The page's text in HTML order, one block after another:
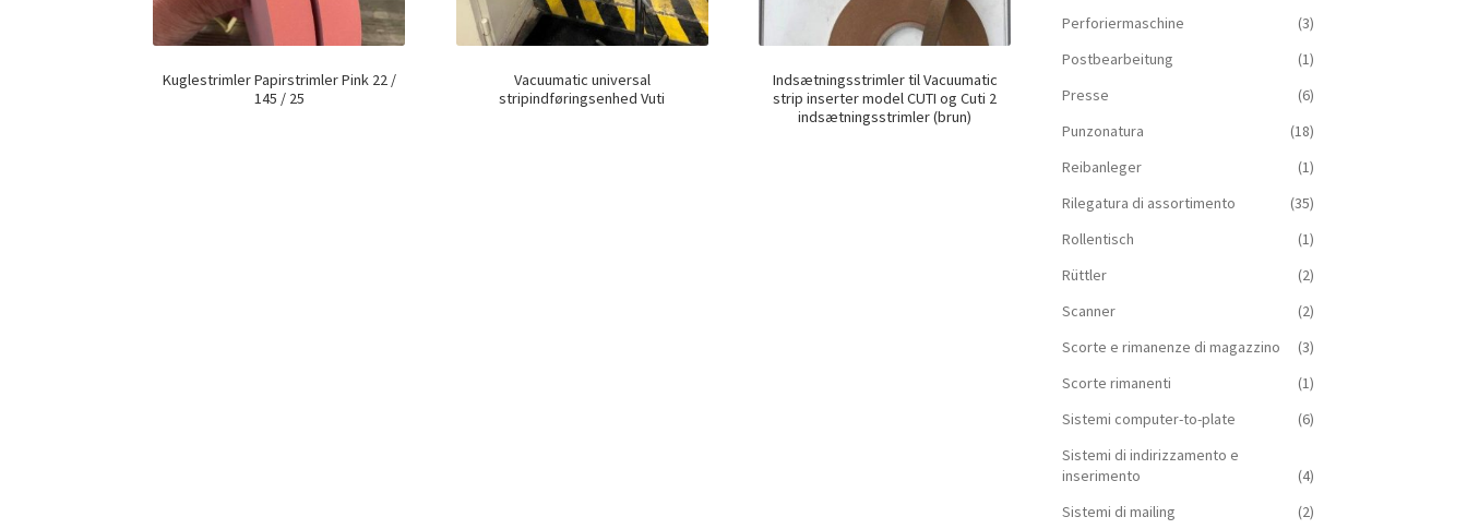
Kuglestrimler Papirstrimler Pink 22 /
145 / 25
Vacuumatic universal
stripindføringsenhed Vuti
Indsætningsstrimler til Vacuumatic
strip inserter model CUTI og Cuti 2
indsætningsstrimler (brun)
Perforiermaschine
(3)
Postbearbeitung
(1)
Presse
(6)
Punzonatura
(18)
Reibanleger
(1)
Rilegatura di assortimento
(35)
Rollentisch
(1)
Rüttler
(2)
Scanner
(2)
Scorte e rimanenze di magazzino
(3)
Scorte rimanenti
(1)
Sistemi computer-to-plate
(6)
Sistemi di indirizzamento e
inserimento
(4)
Sistemi di mailing
(2)